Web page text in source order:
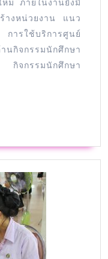
หม่ ภายในงานยังมี
างหน่วยงาน แนว
ารใช้บริการศูนย์
นกิจกรรมนักศึกษา
จกรรมนักศึกษา